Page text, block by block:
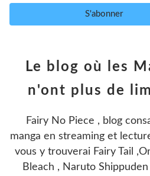
Le blog où les
n'ont plus de
Fairy No Piece , blog
manga en streaming et
vous y trouverai Fairy Tail
Bleach , Naruto